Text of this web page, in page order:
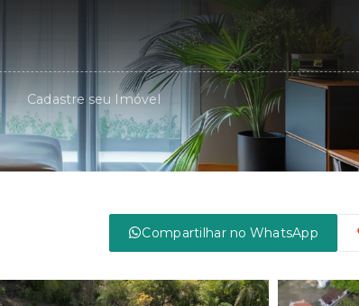
Cadastre seu Imóvel
Compartilhar no WhatsApp